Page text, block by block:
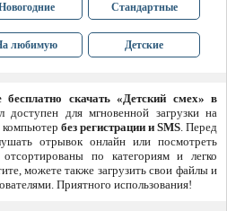
Стандартные
любимую Детские
скачать «Детский смех» в
доступен для мгновенной загрузки на
компьютер без регистрации и SMS. Перед
отрывок онлайн или посмотреть
по категориям и легко
можете также загрузить свои файлы и
Приятного использования!